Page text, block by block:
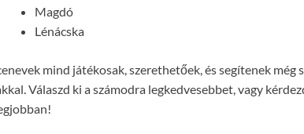
Magdó
Lénácska
mind játékosak, szerethetőek, és segítenek
Válaszd ki a számodra legkedvesebbet, vagy